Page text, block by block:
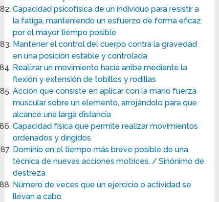
Capacidad psicofísica de un individuo para resistir a
la fatiga, manteniendo un esfuerzo de forma eficaz
por el mayor tiempo posible
Mantener el control del cuerpo contra la gravedad
en una posición estable y controlada
Realizar un movimiento hacia arriba mediante la
flexión y extensión de tobillos y rodillas
Acción que consiste en aplicar con la mano fuerza
muscular sobre un elemento, arrojándolo para que
alcance una larga distancia
Capacidad física que permite realizar movimientos
ordenados y dirigidos
Dominio en el tiempo más breve posible de una
técnica de nuevas acciones motrices. / Sinónimo de
destreza
Número de veces que un ejercicio o actividad se
llevan a cabo